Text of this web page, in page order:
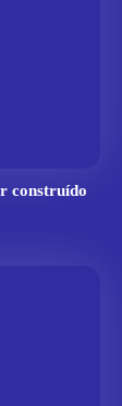
construído